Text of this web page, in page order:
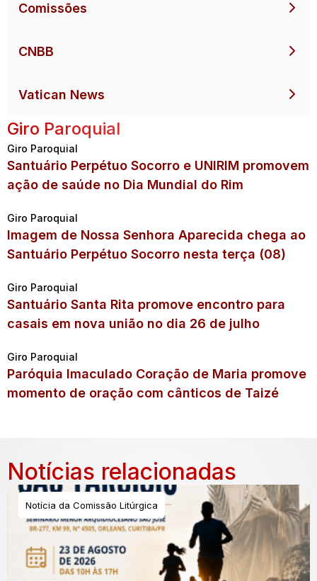
Comissões
CNBB
Vatican News
Giro Paroquial
Giro Paroquial
Santuário Perpétuo Socorro e UNIRIM promovem
ação de saúde no Dia Mundial do Rim
Giro Paroquial
Imagem de Nossa Senhora Aparecida chega ao
Santuário Perpétuo Socorro nesta terça (08)
Giro Paroquial
Santuário Santa Rita promove encontro para
casais em nova união no dia 26 de julho
Giro Paroquial
Paróquia Imaculado Coração de Maria promove
momento de oração com cânticos de Taizé
Notícias relacionadas
Notícia da Comissão Litúrgica